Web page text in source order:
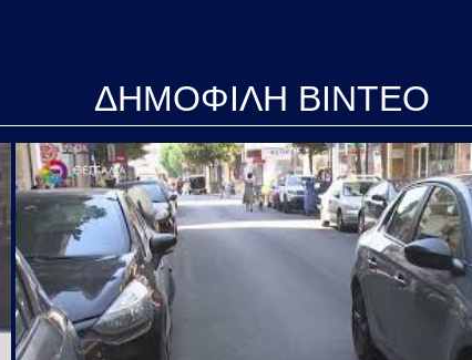
ΔΗΜΟΦΙΛΗ ΒΙΝΤΕΟ